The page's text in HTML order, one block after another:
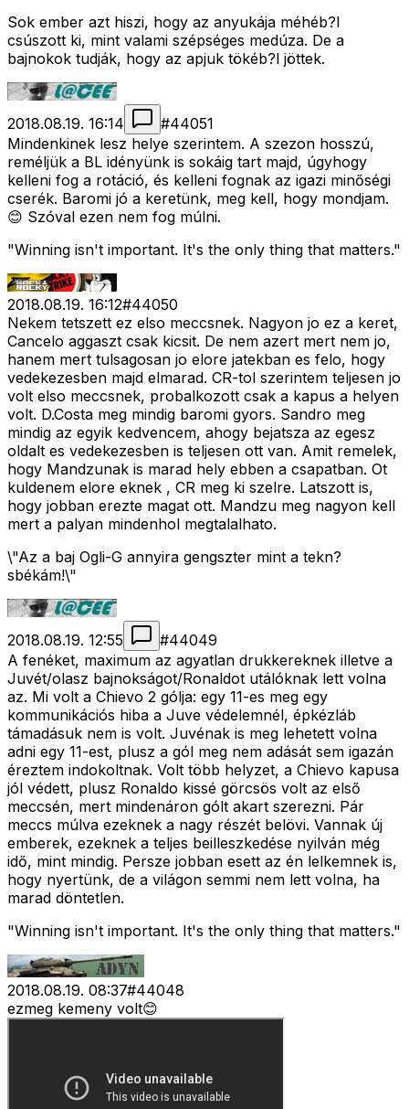
Sok ember azt hiszi, hogy az anyukája méhéb?l
csúszott ki, mint valami szépséges medúza. De a
bajnokok tudják, hogy az apjuk tökéb?l jöttek.
2018.08.19. 16:14 #44051
Mindenkinek lesz helye szerintem. A szezon hosszú,
reméljük a BL idényünk is sokáig tart majd, úgyhogy
kelleni fog a rotáció, és kelleni fognak az igazi minőségi
cserék. Baromi jó a keretünk, meg kell, hogy mondjam.
😊 Szóval ezen nem fog múlni.
"Winning isn't important. It's the only thing that matters."
2018.08.19. 16:12#44050
Nekem tetszett ez elso meccsnek. Nagyon jo ez a keret,
Cancelo aggaszt csak kicsit. De nem azert mert nem jo,
hanem mert tulsagosan jo elore jatekban es felo, hogy
vedekezesben majd elmarad. CR-tol szerintem teljesen jo
volt elso meccsnek, probalkozott csak a kapus a helyen
volt. D.Costa meg mindig baromi gyors. Sandro meg
mindig az egyik kedvencem, ahogy bejatsza az egesz
oldalt es vedekezesben is teljesen ott van. Amit remelek,
hogy Mandzunak is marad hely ebben a csapatban. Ot
kuldenem elore eknek , CR meg ki szelre. Latszott is,
hogy jobban erezte magat ott. Mandzu meg nagyon kell
mert a palyan mindenhol megtalalhato.
\"Az a baj Ogli-G annyira gengszter mint a tekn?
sbékám!\"
2018.08.19. 12:55 #44049
A fenéket, maximum az agyatlan drukkereknek illetve a
Juvét/olasz bajnokságot/Ronaldot utálóknak lett volna
az. Mi volt a Chievo 2 gólja: egy 11-es meg egy
kommunikációs hiba a Juve védelemnél, épkézláb
támadásuk nem is volt. Juvénak is meg lehetett volna
adni egy 11-est, plusz a gól meg nem adását sem igazán
éreztem indokoltnak. Volt több helyzet, a Chievo kapusa
jól védett, plusz Ronaldo kissé görcsös volt az első
meccsén, mert mindenáron gólt akart szerezni. Pár
meccs múlva ezeknek a nagy részét belövi. Vannak új
emberek, ezeknek a teljes beilleszkedése nyilván még
idő, mint mindig. Persze jobban esett az én lelkemnek is,
hogy nyertünk, de a világon semmi nem lett volna, ha
marad döntetlen.
"Winning isn't important. It's the only thing that matters."
2018.08.19. 08:37#44048
ezmeg kemeny volt😊